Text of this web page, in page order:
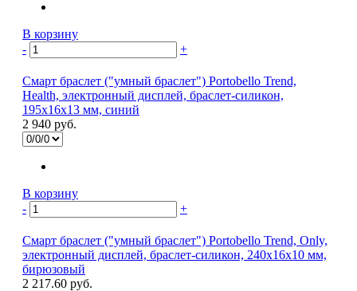
В корзину
-
+
Смарт браслет ("умный браслет") Portobello Trend,
Health, электронный дисплей, браслет-силикон,
195x16x13 мм, синий
2 940 руб.
В корзину
-
+
Смарт браслет ("умный браслет") Portobello Trend, Only,
электронный дисплей, браслет-силикон, 240x16x10 мм,
бирюзовый
2 217.60 руб.